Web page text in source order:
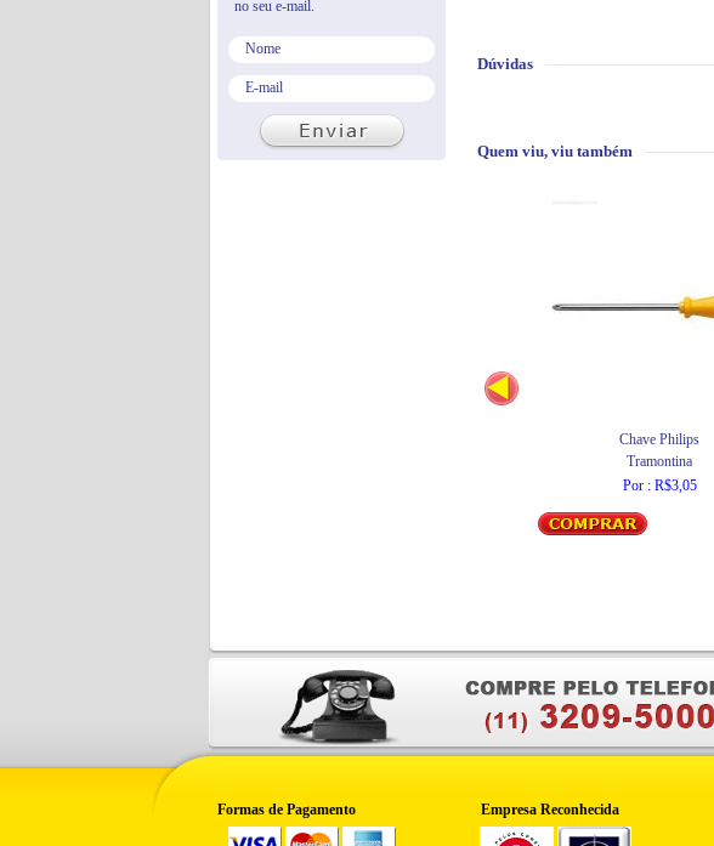
Dúvidas
Quem viu, viu também
Chave Philips
Tramontina
Por : R$3,05
no seu e-mail.
Formas de Pagamento Empresa Reconhecida